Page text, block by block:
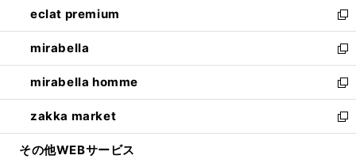
く
で
開
く
ド
ウ
で
開
く
ィ
ン
ド
ウ
で
開
く
い
ウ
ィ
ン
ド
ウ
で
開
eclat premium
新
し
い
ウ
ィ
ン
ド
ウ
mirabella
新
し
い
ウ
ィ
ン
mirabella homme
新
し
い
ウ
zakka market
新
し
その他WEBサービス